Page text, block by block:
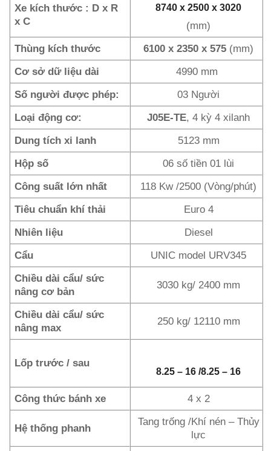
Xe kích thước : D x R
x C
8740 x 2500 x 3020
(mm)
Thùng kích thước
6100 x 2350 x 575 (mm)
Cơ sở dữ liệu dài
4990 mm
Số người được phép:
03 Người
Loại động cơ:
J05E-TE, 4 kỳ 4 xilanh
Dung tích xi lanh
5123 mm
Hộp số
06 số tiền 01 lùi
Công suất lớn nhất
118 Kw /2500 (Vòng/phút)
Tiêu chuẩn khí thải
Euro 4
Nhiên liệu
Diesel
Cẩu
UNIC model URV345
Chiều dài cẩu/ sức
nâng cơ bản
3030 kg/ 2400 mm
Chiều dài cẩu/ sức
nâng max
250 kg/ 12110 mm
Lốp trước / sau
8.25 – 16 /8.25 – 16
Công thức bánh xe 4 x 2
Hệ thống phanh
Tang trống /Khí nén – Thủy
lực